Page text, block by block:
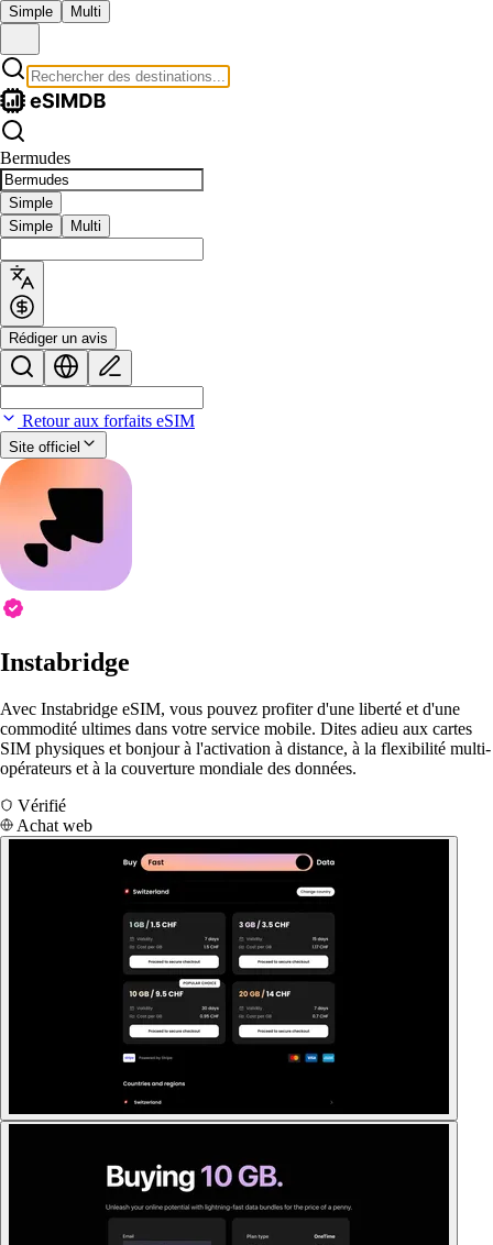
Simple Multi
Bermudes
Simple
Simple
Multi
Rédiger un avis
Retour aux forfaits eSIM
Site officiel
Instabridge
Avec Instabridge eSIM, vous pouvez profiter d'une liberté et d'une
commodité ultimes dans votre service mobile. Dites adieu aux cartes
SIM physiques et bonjour à l'activation à distance, à la flexibilité multi-
opérateurs et à la couverture mondiale des données.
Vérifié
Achat web